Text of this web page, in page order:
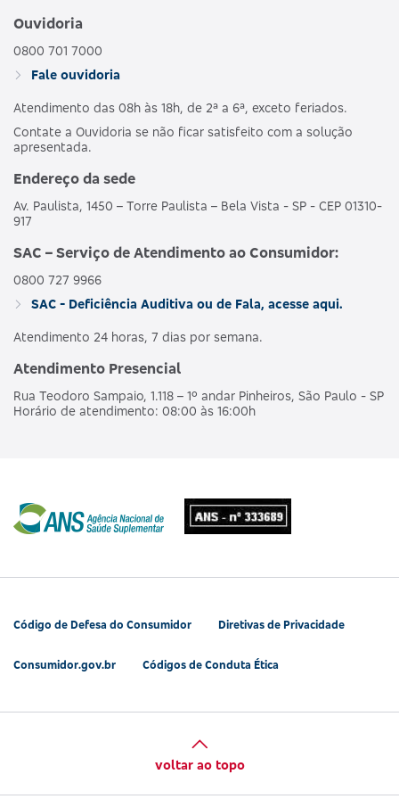
Ouvidoria
0800 701 7000
Fale ouvidoria
Atendimento das 08h às 18h, de 2ª a 6ª, exceto feriados.
Contate a Ouvidoria se não ficar satisfeito com a solução
apresentada.
Endereço da sede
Av. Paulista, 1450 – Torre Paulista – Bela Vista - SP - CEP 01310-
917
SAC – Serviço de Atendimento ao Consumidor:
0800 727 9966
SAC - Deficiência Auditiva ou de Fala, acesse aqui.
Atendimento 24 horas, 7 dias por semana.
Atendimento Presencial
Rua Teodoro Sampaio, 1.118 – 1º andar Pinheiros, São Paulo - SP
Horário de atendimento: 08:00 às 16:00h
Código de Defesa do Consumidor Diretivas de Privacidade
Consumidor.gov.br Códigos de Conduta Ética
voltar ao topo